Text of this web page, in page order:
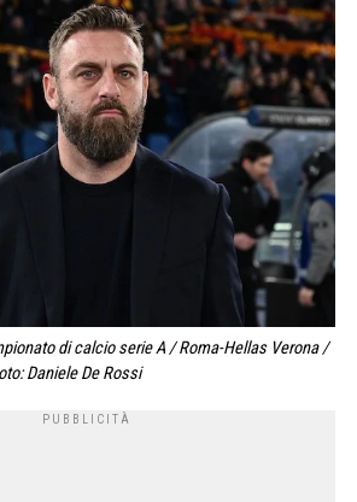
di calcio serie A / Roma-Hellas Verona /
Daniele De Rossi